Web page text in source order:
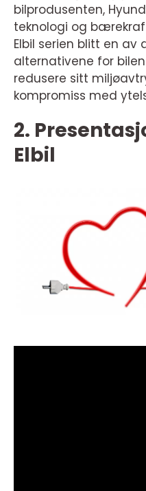
bilprodusenten,
teknologi og
Elbil serien blitt en
alternativene for
redusere sitt
kompromiss med
2.
Elbil